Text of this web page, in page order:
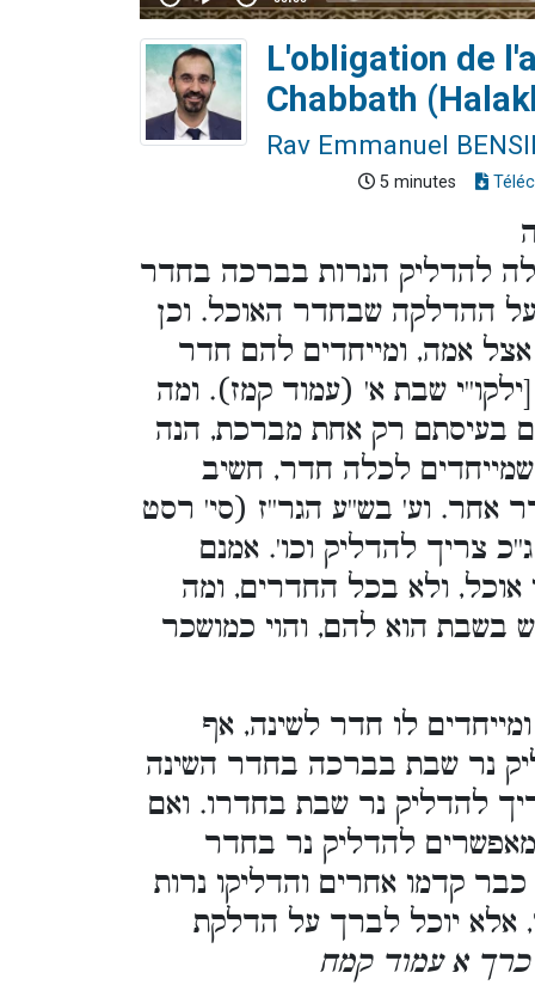
L'obligation de
Chabbath
Rav Emmanuel
5 minutes
להדליק הנרות בברכה בחדר
ההדלקה שבחדר האוכל. וכן
אמה, ומייחדים להם חדר
שבת א' (עמוד קמז). ומה
בעיסתם רק אחת מברכת, הנה
לכלה חדר, חשיב
אחר. וע' בש''ע הגר''ז (סי' רסט
צריך להדליק וכו'. אמנם
ולא בכל החדרים, ומה
בשבת הוא להם, והוי כמושכר
לו חדר לשינה, אף
נר שבת בברכה בחדר השינה
להדליק נר שבת בחדרו. ואם
מאפשרים להדליק נר בחדר
קדמו אחרים והדליקו נרות
אלא יוכל לברך על הדלקת
כרך א עמוד קמח